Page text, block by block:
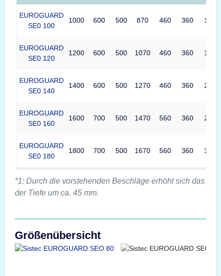
EUROGUARD
SE0 100
1000 600 500 870 460 360 144
EUROGUARD
SE0 120
1200 600 500 1070 460 360 177
EUROGUARD
SE0 140
1400 600 500 1270 460 360 210
EUROGUARD
SE0 160
1600 700 500 1470 560 360 296
EUROGUARD
SE0 180
1800 700 500 1670 560 360 337
*1: Durch die vorstehenden Beschläge erhöht sich das
der Tiefe um ca. 45 mm.
Größenübersicht